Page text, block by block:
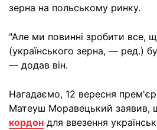
зерна на польському ринку.
"Але ми повинні зробити все,
(українського зерна, — ред.)
— додав він.
Нагадаємо, 12 вересня
Матеуш Моравецький заявив,
кордон для ввезення